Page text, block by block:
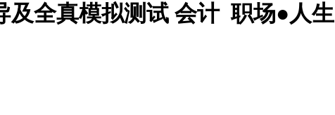
及全真模拟测试 会计职场●人生